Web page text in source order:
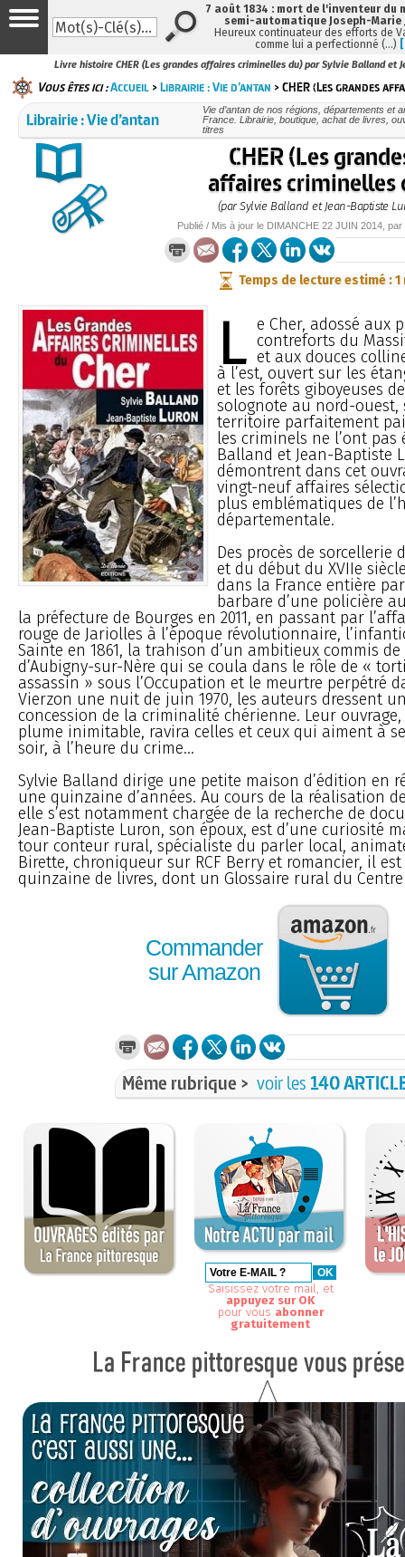
Livre histoire CHER (Les grandes affaires criminelles du) par Sylvie Balland et
Vous êtes ici :Accueil >Librairie : Vie d’antan > CHER (Les grandes
Librairie : Vie d’antan
Vie d’antan de nos régions, départements et
France. Librairie, boutique, achat de livres,
titres
CHER (Les
affaires criminelles
(par Sylvie Balland et Jean-Baptiste
Publié / Mis à jour le DIMANCHE 22 JUIN 2014 , par
Temps de lecture estimé : 1
L e Cher, adossé aux
contreforts du
et aux douces
à l’est, ouvert sur les
et les forêts giboyeuses
solognote au nord-ouest,
territoire parfaitement
les criminels ne l’ont pas
Balland et Jean-Baptiste
démontrent dans cet
vingt-neuf affaires
plus emblématiques de
départementale.
Des procès de sorcellerie
et du début du XVIIe
dans la France entière
barbare d’une policière
la préfecture de Bourges en 2011, en passant par
rouge de Jariolles à l’époque révolutionnaire,
Sainte en 1861, la trahison d’un ambitieux commis
d’Aubigny-sur-Nère qui se coula dans le rôle de «
assassin » sous l’Occupation et le meurtre perpétré
Vierzon une nuit de juin 1970, les auteurs dressent
concession de la criminalité chérienne. Leur ouvrage,
plume inimitable, ravira celles et ceux qui aiment à
soir, à l’heure du crime...
Sylvie Balland dirige une petite maison d’édition en
une quinzaine d’années. Au cours de la réalisation
elle s’est notamment chargée de la recherche de
Jean-Baptiste Luron, son époux, est d’une curiosité
tour conteur rural, spécialiste du parler local,
Birette, chroniqueur sur RCF Berry et romancier, il est
quinzaine de livres, dont un Glossaire rural du Centre
Commander
sur Amazon
Même rubrique > voir les 140
Saisissez votre mail, et
appuyez sur OK
pour vous abonner
gratuitement
7 août 1834 : mort de l'inventeur du
semi-automatique Joseph-Marie
Heureux continuateur des efforts de
comme lui a perfectionné (…)